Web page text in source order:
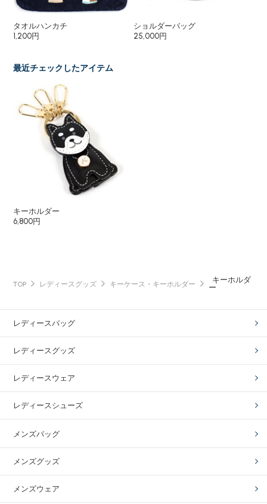
タオルハンカチ
1,200円
ショルダーバッグ
25,000円
最近チェックしたアイテム
キーホルダー
6,800円
TOP レディースグッズ キーケース・キーホルダー
キーホルダ
ー
レディースバッグ
レディースグッズ
レディースウェア
レディースシューズ
メンズバッグ
メンズグッズ
メンズウェア